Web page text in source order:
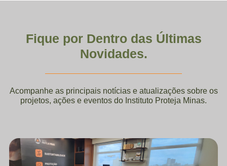
Fique por Dentro das Últimas
Novidades.
Acompanhe as principais notícias e atualizações sobre os
projetos, ações e eventos do Instituto Proteja Minas.